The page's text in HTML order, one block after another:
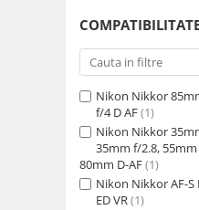
Video / Camere si accesorii
Camere video profesionale
Camere Video Cinematice
Camere video de actiune
Accesorii camere video de
Accesorii drone
Acumulatori camere video
Nikon Nikkor
f/4 D AF(1)
Nikon Nikkor
35mm f/2.8,
80mm D-AF(1)
Nikon Nikkor AF-S
ED VR(1)